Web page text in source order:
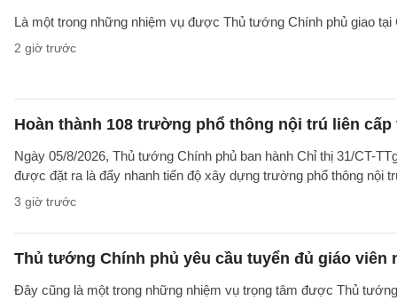
Là một trong những nhiệm vụ được Thủ tướng Chính phủ giao
2 giờ trước
Hoàn thành 108 trường phổ thông nội trú liên
Ngày 05/8/2026, Thủ tướng Chính phủ ban hành Chỉ thị 31/CT-
được đặt ra là đẩy nhanh tiến độ xây dựng trường phổ thông nội
3 giờ trước
Thủ tướng Chính phủ yêu cầu tuyển đủ giáo viên
Đây cũng là một trong những nhiệm vụ trọng tâm được Thủ